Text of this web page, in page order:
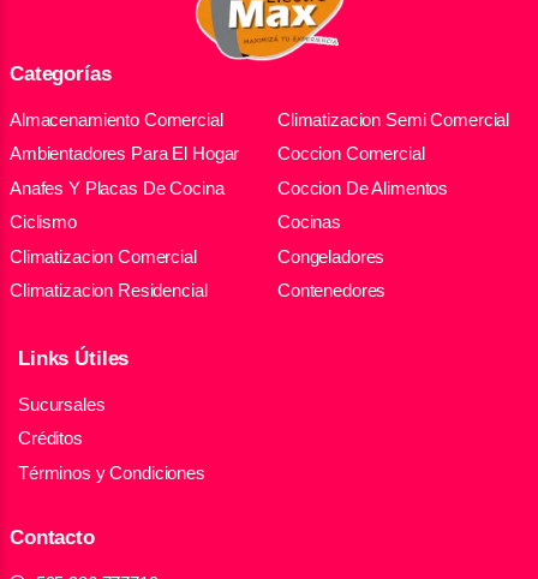
Categorías
Almacenamiento Comercial
Ambientadores Para El Hogar
Anafes Y Placas De Cocina
Ciclismo
Climatizacion Comercial
Climatizacion Residencial
Climatizacion Semi Comercial
Coccion Comercial
Coccion De Alimentos
Cocinas
Congeladores
Contenedores
Links Útiles
Sucursales
Créditos
Términos y Condiciones
Contacto